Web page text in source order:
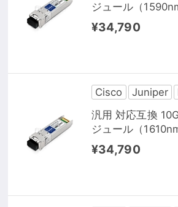
ジュール（
¥34,790
Cisco Juniper
汎用 対応互換
ジュール（
¥34,790